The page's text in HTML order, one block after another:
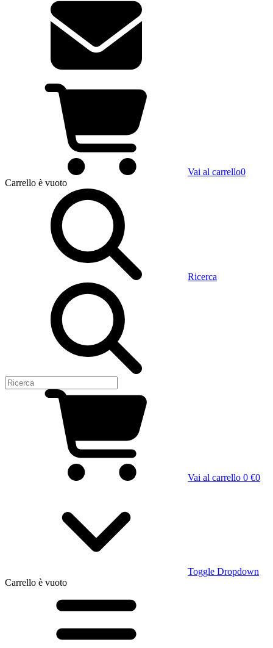
Vai al carrello0
Carrello è vuoto
Ricerca
Vai al carrello 0 €0
Toggle Dropdown
Carrello è vuoto